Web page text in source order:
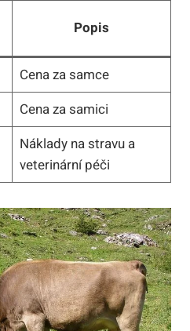
Popis
Cena za samce
Cena za samici
Náklady na stravu a⁤
veterinární péči